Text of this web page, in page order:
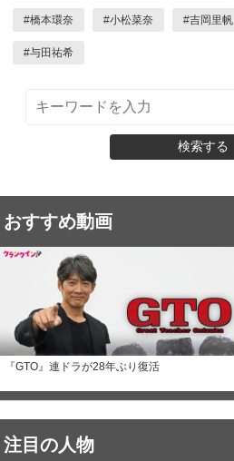
#橋本環奈 #小松菜奈 #吉岡里帆
#与田祐希
検索する
おすすめ動画
『GTO』連ドラが28年ぶり復活
注目の人物